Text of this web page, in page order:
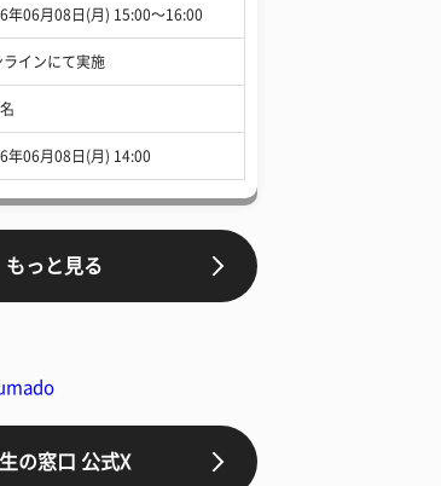
年06月08日(月) 15:00〜16:00
ラインにて実施
年06月08日(月) 14:00
もっと見る
の窓口 公式X